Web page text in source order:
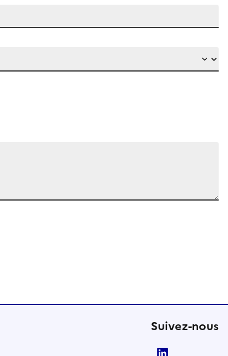
Suivez-nous